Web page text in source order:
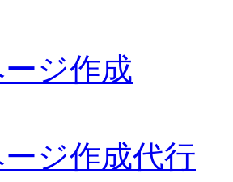
ジ作成
ジ作成代行